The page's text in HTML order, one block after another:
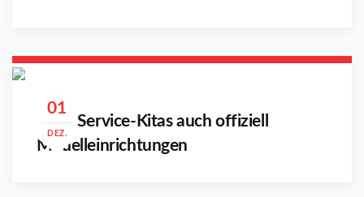
01
DEZ.
SportService-Kitas auch offiziell
Modelleinrichtungen